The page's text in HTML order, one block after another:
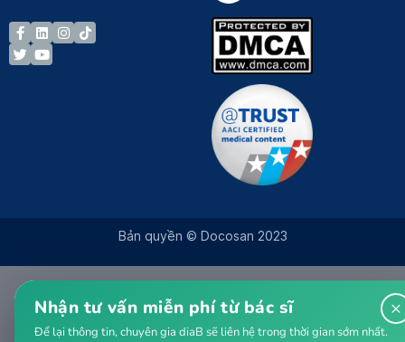
Bản quyền © Docosan 2023
×
Nhận tư vấn miễn phí từ bác sĩ
Để lại thông tin, chuyên gia diaB sẽ liên hệ trong thời gian sớm nhất.